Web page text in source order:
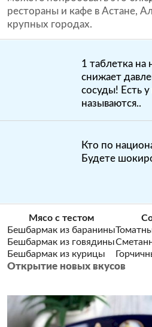
рестораны и кафе в Астане,
крупных городах.
1 таблетка на
снижает
сосуды! Есть
называются..
Кто по
Будете
Мясо с тестом
Бешбармак из баранины
Бешбармак из говядины
Бешбармак из курицы
Открытие новых вкусов